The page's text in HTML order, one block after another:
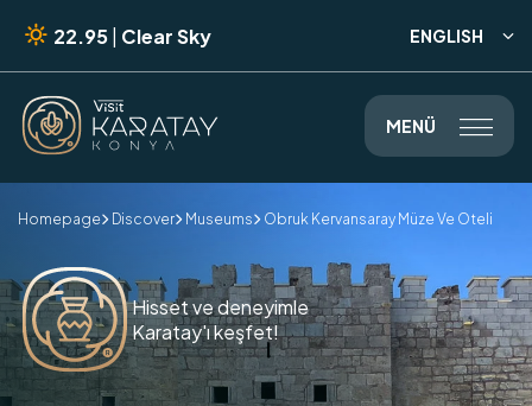
22.95| Clear Sky ENGLISH 
MENÜ 
Homepage Discover Museums Obruk Kervansaray Müze Ve Oteli
Hisset ve deneyimle
Karatay'ı keşfet!